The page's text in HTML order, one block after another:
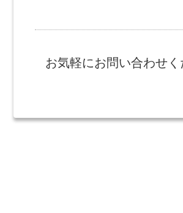
お気軽にお問い合わせく